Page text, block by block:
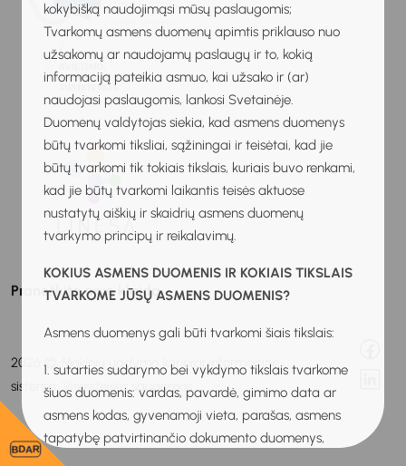
BDAR
kokybišką naudojimąsi mūsų paslaugomis;
Tvarkomų asmens duomenų apimtis priklauso nuo
užsakomų ar naudojamų paslaugų ir to, kokią
informaciją pateikia asmuo, kai užsako ir (ar)
naudojasi paslaugomis, lankosi Svetainėje.
Duomenų valdytojas siekia, kad asmens duomenys
būtų tvarkomi tiksliai, sąžiningai ir teisėtai, kad jie
būtų tvarkomi tik tokiais tikslais, kuriais buvo renkami,
kad jie būtų tvarkomi laikantis teisės aktuose
nustatytų aiškių ir skaidrių asmens duomenų
tvarkymo principų ir reikalavimų.
KOKIUS ASMENS DUOMENIS IR KOKIAIS TIKSLAIS
TVARKOME JŪSŲ ASMENS DUOMENIS?
Asmens duomenys gali būti tvarkomi šiais tikslais:
1. sutarties sudarymo bei vykdymo tikslais tvarkome
šiuos duomenis: vardas, pavardė, gimimo data ar
asmens kodas, gyvenamoji vieta, parašas, asmens
tapatybę patvirtinančio dokumento duomenys,
individualios veiklos pažymos, verslo liudijimo
Praneškite apie klaidą
2026 © Mokinių ugdymo karjerai informacinė
sistema. Visos teisės saugomos.